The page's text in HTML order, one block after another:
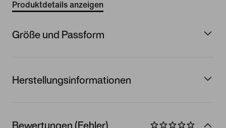
Produktdetails anzeigen
Größe und Passform
Herstellungsinformationen
Bewertungen (Fehler)